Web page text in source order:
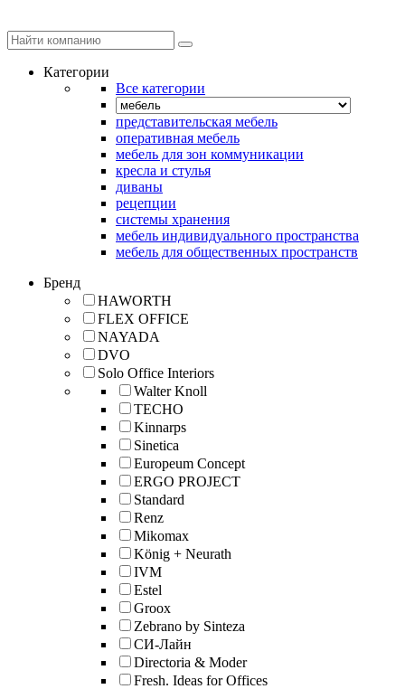
Категории
Все категории
представительская мебель
оперативная мебель
мебель для зон коммуникации
кресла и стулья
диваны
рецепции
системы хранения
мебель индивидуального пространства
мебель для общественных пространств
Бренд
HAWORTH
FLEX OFFICE
NAYADA
DVO
Solo Office Interiors
Walter Knoll
TECHO
Kinnarps
Sinetica
Europeum Concept
ERGO PROJECT
Standard
Renz
Mikomax
König + Neurath
IVM
Estel
Groox
Zebrano by Sinteza
СИ-Лайн
Directoria & Moder
Fresh. Ideas for Offices